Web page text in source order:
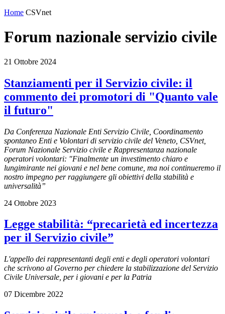
Home CSVnet
Forum nazionale servizio civile
21 Ottobre 2024
Stanziamenti per il Servizio civile: il
commento dei promotori di "Quanto vale
il futuro"
Da Conferenza Nazionale Enti Servizio Civile, Coordinamento
spontaneo Enti e Volontari di servizio civile del Veneto, CSVnet,
Forum Nazionale Servizio civile e Rappresentanza nazionale
operatori volontari: "Finalmente un investimento chiaro e
lungimirante nei giovani e nel bene comune, ma noi continueremo il
nostro impegno per raggiungere gli obiettivi della stabilità e
universalità”
24 Ottobre 2023
Legge stabilità: “precarietà ed incertezza
per il Servizio civile”
L'appello dei rappresentanti degli enti e degli operatori volontari
che scrivono al Governo per chiedere la stabilizzazione del Servizio
Civile Universale, per i giovani e per la Patria
07 Dicembre 2022